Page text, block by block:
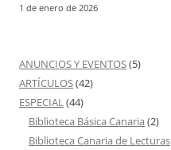
1 de enero de 2026
ANUNCIOS Y EVENTOS(5)
ARTÍCULOS(42)
ESPECIAL(44)
Biblioteca Básica Canaria (2)
Biblioteca Canaria de Lecturas